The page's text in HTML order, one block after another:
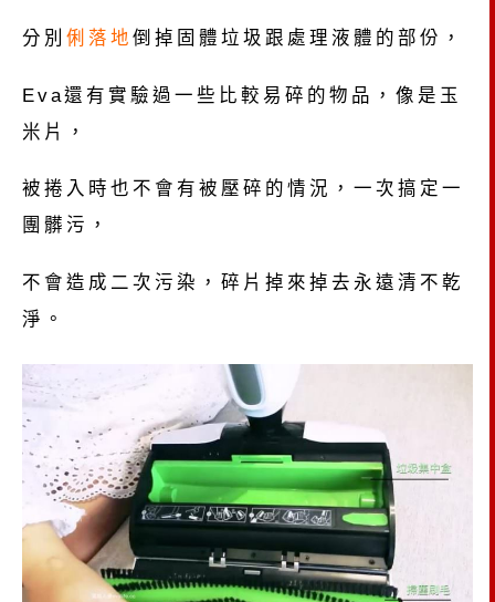
分別 俐落地 倒掉固體垃圾跟處理液體的部份，
Eva還有實驗過一些比較易碎的物品，像是玉
米片，
被捲入時也不會有被壓碎的情況，一次搞定一
團髒污，
不會造成二次污染，碎片掉來掉去永遠清不乾
淨。